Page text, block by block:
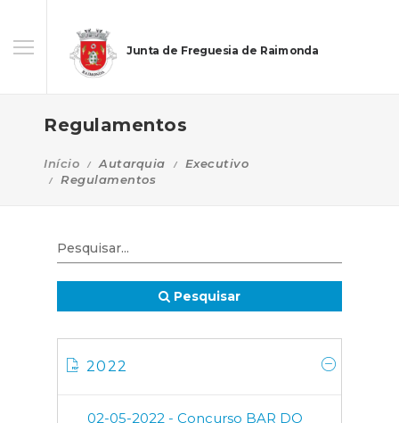
Junta de Freguesia de Raimonda
Regulamentos
Início Autarquia
Executivo
Regulamentos
Pesquisar
2022
02-05-2022 - Concurso BAR DO